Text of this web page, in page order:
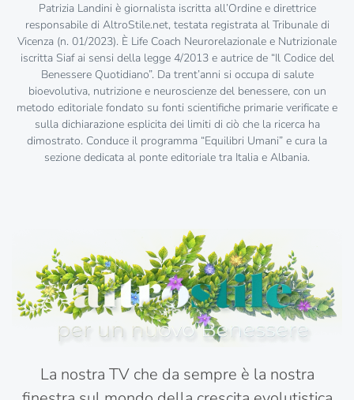
Patrizia Landini è giornalista iscritta all’Ordine e direttrice
responsabile di AltroStile.net, testata registrata al Tribunale di
Vicenza (n. 01/2023). È Life Coach Neurorelazionale e Nutrizionale
iscritta Siaf ai sensi della legge 4/2013 e autrice de “Il Codice del
Benessere Quotidiano”. Da trent’anni si occupa di salute
bioevolutiva, nutrizione e neuroscienze del benessere, con un
metodo editoriale fondato su fonti scientifiche primarie verificate e
sulla dichiarazione esplicita dei limiti di ciò che la ricerca ha
dimostrato. Conduce il programma “Equilibri Umani” e cura la
sezione dedicata al ponte editoriale tra Italia e Albania.
La nostra TV che da sempre è la nostra